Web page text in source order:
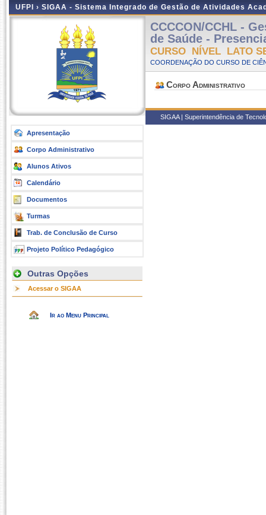
UFPI › SIGAA - Sistema Integrado de Gestão de Atividades
Apresentação
Corpo Administrativo
Alunos Ativos
Calendário
Documentos
Turmas
Trab. de Conclusão de Curso
Projeto Político Pedagógico
Outras Opções
Acessar o SIGAA
Ir ao Menu Principal
CCCCON/CCHL -
de Saúde -
CURSO NÍVEL LATO
COORDENAÇÃO DO CURSO DE
Corpo Administrativo
SIGAA | Superintendência de